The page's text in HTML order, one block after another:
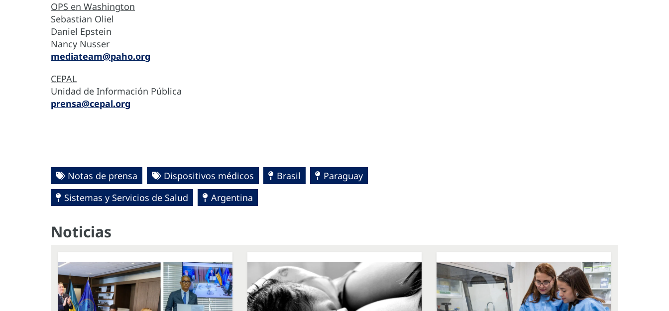
OPS en Washington
Sebastian Oliel
Daniel Epstein
Nancy Nusser
mediateam@paho.org
CEPAL
Unidad de Información Pública
prensa@cepal.org
Notas de prensa Dispositivos médicos Brasil
Paraguay
Sistemas y Servicios de Salud
Argentina
Noticias